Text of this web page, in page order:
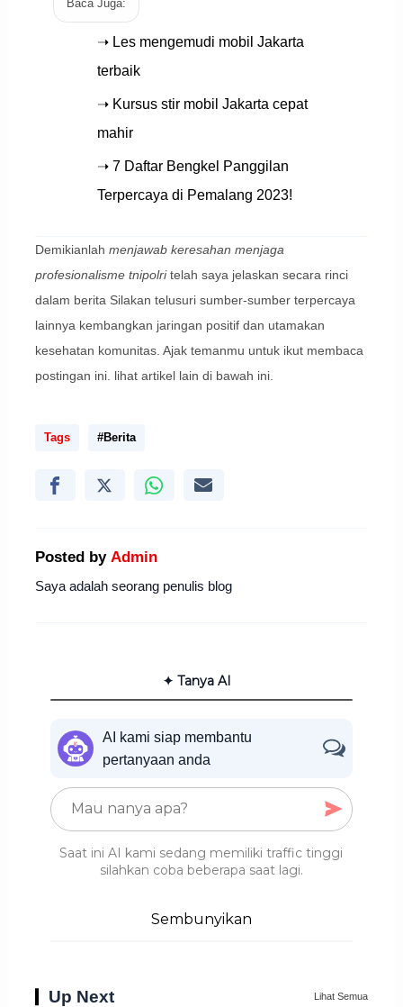
Baca Juga:
➝ Les mengemudi mobil Jakarta
terbaik
➝ Kursus stir mobil Jakarta cepat
mahir
➝ 7 Daftar Bengkel Panggilan
Terpercaya di Pemalang 2023!
Demikianlah menjawab keresahan menjaga
profesionalisme tnipolritelah saya jelaskan secara rinci
dalam berita Silakan telusuri sumber-sumber terpercaya
lainnya kembangkan jaringan positif dan utamakan
kesehatan komunitas. Ajak temanmu untuk ikut membaca
postingan ini. lihat artikel lain di bawah ini.
Tags #Berita
Posted by Admin
Saya adalah seorang penulis blog
✦ Tanya AI
AI kami siap membantu
pertanyaan anda
Saat ini AI kami sedang memiliki traffic tinggi
silahkan coba beberapa saat lagi.
Sembunyikan
Up Next Lihat Semua